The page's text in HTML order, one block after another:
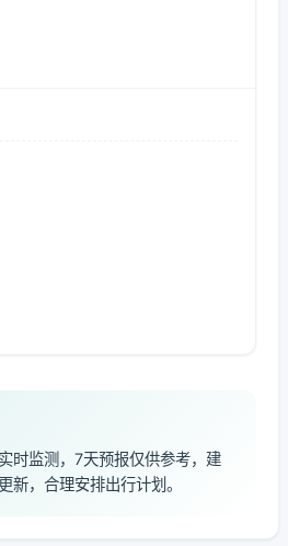
时监测，7天预报仅供参考，建
新，合理安排出行计划。